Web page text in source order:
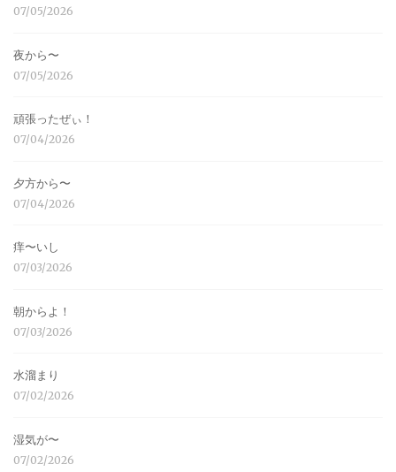
07/05/2026
夜から〜
07/05/2026
頑張ったぜぃ！
07/04/2026
夕方から〜
07/04/2026
痒〜いし
07/03/2026
朝からよ！
07/03/2026
水溜まり
07/02/2026
湿気が〜
07/02/2026